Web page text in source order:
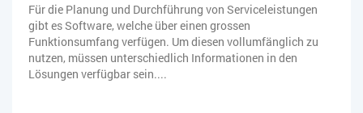
Für die Planung und Durchführung von Serviceleistungen
gibt es Software, welche über einen grossen
Funktionsumfang verfügen. Um diesen vollumfänglich zu
nutzen, müssen unterschiedlich Informationen in den
Lösungen verfügbar sein....